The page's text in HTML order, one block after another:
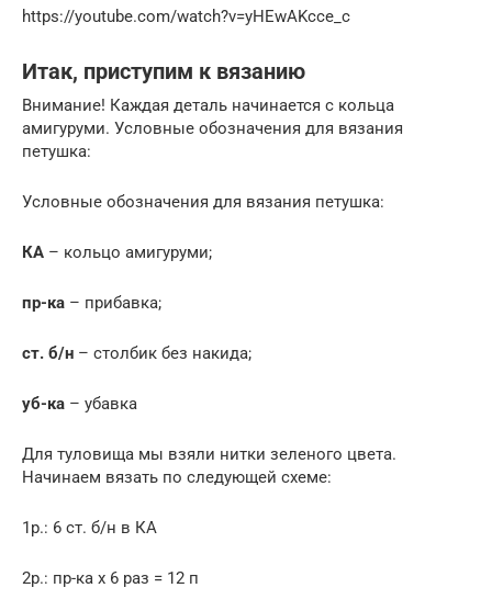
https://youtube.com/watch?v=yHEwAKcce_c
Итак, приступим к вязанию
Внимание! Каждая деталь начинается с кольца
амигуруми. Условные обозначения для вязания
петушка:
Условные обозначения для вязания петушка:
КА – кольцо амигуруми;
пр-ка – прибавка;
ст. б/н – столбик без накида;
уб-ка – убавка
Для туловища мы взяли нитки зеленого цвета.
Начинаем вязать по следующей схеме:
1р.: 6 ст. б/н в КА
2р.: пр-ка х 6 раз = 12 п